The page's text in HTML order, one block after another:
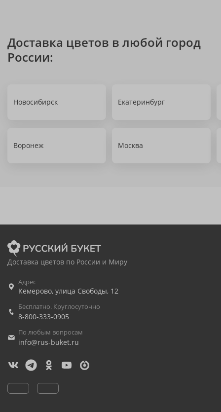
Доставка цветов в любой город
России:
Новосибирск Екатеринбург
Воронеж Москва
Доставка цветов по России и Миру
Адрес
Кемерово, улица Свободы, 12
Бесплатно. Круглосуточно
8-800-333-0905
По любым вопросам
info@rus-buket.ru